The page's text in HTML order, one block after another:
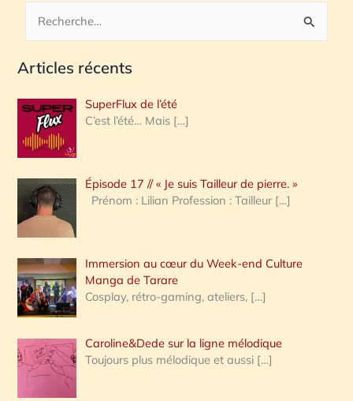
c
e
r
c
h
e
:
Articles récents
SuperFlux de l’été
C’est l’été… Mais […]
Épisode 17 // « Je suis Tailleur de pierre. »
Prénom : Lilian Profession : Tailleur […]
Immersion au cœur du Week-end Culture
Manga de Tarare
Cosplay, rétro-gaming, ateliers, […]
Caroline&Dede sur la ligne mélodique
Toujours plus mélodique et aussi […]